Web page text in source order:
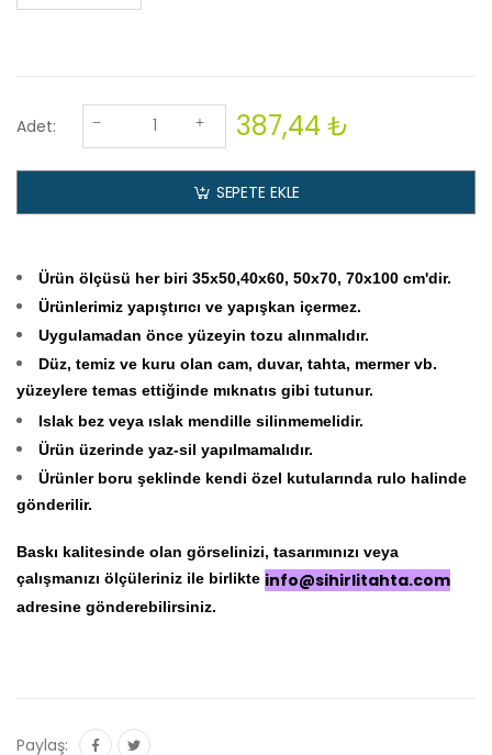
Adet: 387,44 ₺
SEPETE EKLE
Ürün ölçüsü her biri 35x50,40x60, 50x70, 70x100 cm'dir.
Ürünlerimiz yapıştırıcı ve yapışkan içermez.
Uygulamadan önce yüzeyin tozu alınmalıdır.
Düz, temiz ve kuru olan cam, duvar, tahta, mermer vb.
yüzeylere temas ettiğinde mıknatıs gibi tutunur.
Islak bez veya ıslak mendille silinmemelidir.
Ürün üzerinde yaz-sil yapılmamalıdır.
Ürünler boru şeklinde kendi özel kutularında rulo halinde
gönderilir.
Baskı kalitesinde olan görselinizi, tasarımınızı veya
çalışmanızı ölçüleriniz ile birlikte info@sihirlitahta.com
adresine gönderebilirsiniz.
Paylaş: